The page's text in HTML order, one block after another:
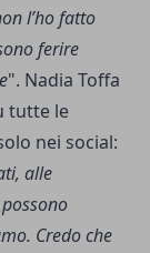
l’ho fatto
ferire
". Nadia Toffa
tutte le
nei social:
alle
Credo che